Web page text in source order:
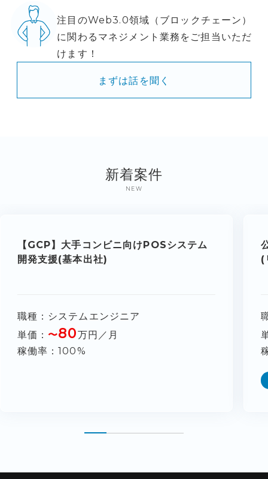
注目のWeb3.0領域（ブロックチェーン）
に関わるマネジメント業務をご担当いただ
けます！
まずは話を聞く
新着案件
NEW
【GCP】大手コンビニ向けPOSシステム
開発支援(基本出社)
職種
システムエンジニア
単価
〜80万円／月
稼働率
100%
(